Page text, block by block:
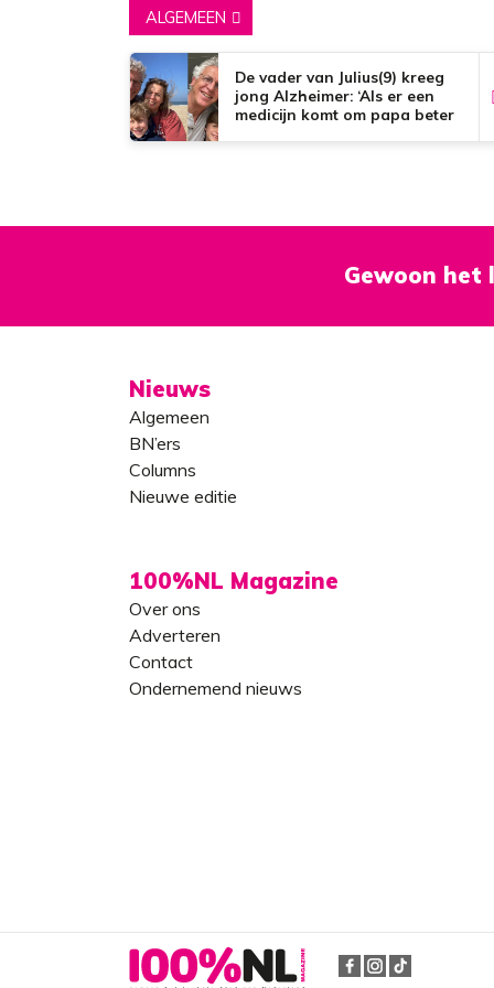
ALGEMEEN
De vader van Julius(9) kreeg
jong Alzheimer: ‘Als er een
medicijn komt om papa beter
Gewoon het
Nieuws
Algemeen
BN’ers
Columns
Nieuwe editie
100%NL Magazine
Over ons
Adverteren
Contact
Ondernemend nieuws